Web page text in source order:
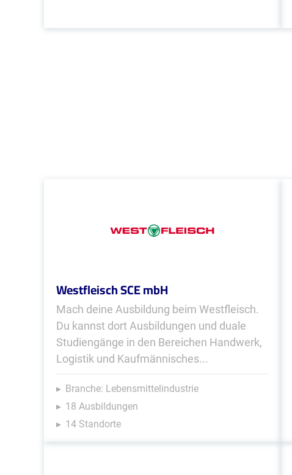
Westfleisch SCE mbH
Mach deine Ausbildung beim Westfleisch.
Du kannst dort Ausbildungen und duale
Studiengänge in den Bereichen Handwerk,
Logistik und Kaufmännisches...
Branche: Lebensmittelindustrie
18 Ausbildungen
14 Standorte